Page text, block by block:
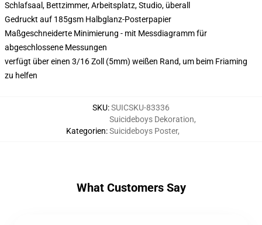
Schlafsaal, Bettzimmer, Arbeitsplatz, Studio, überall
Gedruckt auf 185gsm Halbglanz-Posterpapier
Maßgeschneiderte Minimierung - mit Messdiagramm für
abgeschlossene Messungen
verfügt über einen 3/16 Zoll (5mm) weißen Rand, um beim Friaming
zu helfen
SKU:SUICSKU-83336
Kategorien:
Suicideboys Dekoration,
Suicideboys Poster,
What Customers Say